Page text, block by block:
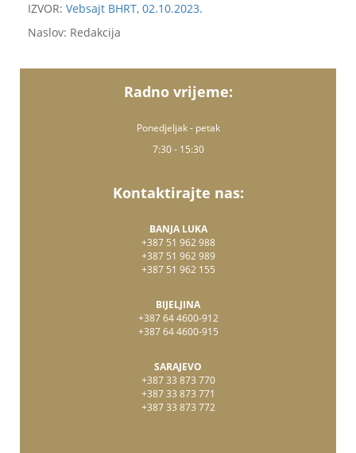
IZVOR: Vebsajt BHRT, 02.10.2023.
Naslov: Redakcija
Radno vrijeme:
Ponedjeljak - petak
7:30 - 15:30
Kontaktirajte nas:
BANJA LUKA
+387 51 962 988
+387 51 962 989
+387 51 962 155
BIJELJINA
+387 64 4600-912
+387 64 4600-915
SARAJEVO
+387 33 873 770
+387 33 873 771
+387 33 873 772